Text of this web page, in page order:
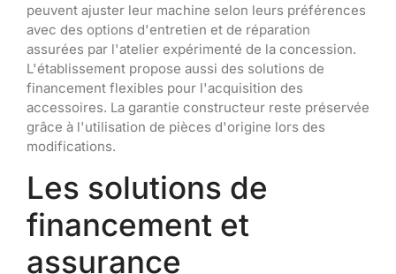
peuvent ajuster leur machine selon leurs préférences
avec des options d'entretien et de réparation
assurées par l'atelier expérimenté de la concession.
L'établissement propose aussi des solutions de
financement flexibles pour l'acquisition des
accessoires. La garantie constructeur reste préservée
grâce à l'utilisation de pièces d'origine lors des
modifications.
Les solutions de
financement et
assurance